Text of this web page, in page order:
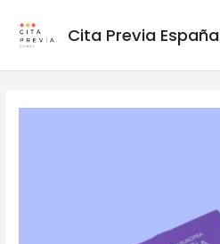
Cita Previa España